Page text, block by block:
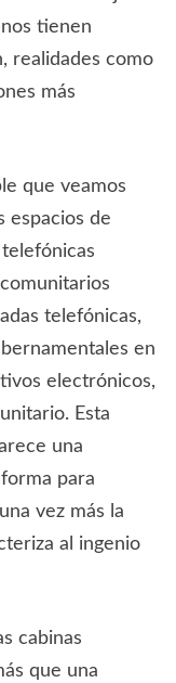
tienen
realidades como
más
que veamos
espacios de
telefónicas,
en
electrónicos,
Esta
una
para
vez más la
al ingenio
cabinas
que una